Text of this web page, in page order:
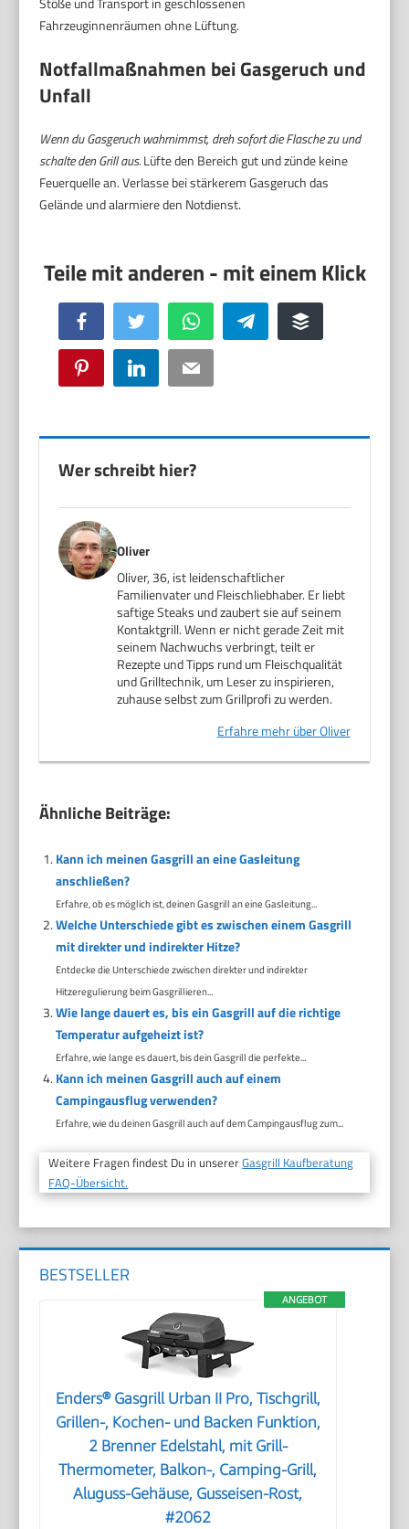
Fahrzeuginnenräumen ohne Lüftung.
Notfallmaßnahmen bei Gasgeruch und
Unfall
Wenn du Gasgeruch wahrnimmst, dreh sofort die Flasche zu und
schalte den Grill aus.Lüfte den Bereich gut und zünde keine
Feuerquelle an. Verlasse bei stärkerem Gasgeruch das
Gelände und alarmiere den Notdienst.
Facebook Twitter WhatsApp Telegram Buffer
Pinterest LinkedIn Email
Wer schreibt hier?
Oliver
Oliver, 36, ist leidenschaftlicher
Familienvater und Fleischliebhaber. Er liebt
saftige Steaks und zaubert sie auf seinem
Kontaktgrill. Wenn er nicht gerade Zeit mit
seinem Nachwuchs verbringt, teilt er
Rezepte und Tipps rund um Fleischqualität
und Grilltechnik, um Leser zu inspirieren,
zuhause selbst zum Grillprofi zu werden.
Erfahre mehr über Oliver
Ähnliche Beiträge:
Kann ich meinen Gasgrill an eine Gasleitung
anschließen?
Erfahre, ob es möglich ist, deinen Gasgrill an eine Gasleitung...
Welche Unterschiede gibt es zwischen einem Gasgrill
mit direkter und indirekter Hitze?
Entdecke die Unterschiede zwischen direkter und indirekter
Hitzeregulierung beim Gasgrillieren...
Wie lange dauert es, bis ein Gasgrill auf die richtige
Temperatur aufgeheizt ist?
Erfahre, wie lange es dauert, bis dein Gasgrill die perfekte...
Kann ich meinen Gasgrill auch auf einem
Campingausflug verwenden?
Erfahre, wie du deinen Gasgrill auch auf dem Campingausflug zum...
Weitere Fragen findest Du in unsererGasgrill Kaufberatung
FAQ-Übersicht.
BESTSELLER
ANGEBOT
Enders® Gasgrill Urban II Pro, Tischgrill,
Grillen-, Kochen- und Backen Funktion,
2 Brenner Edelstahl, mit Grill-
Thermometer, Balkon-, Camping-Grill,
Aluguss-Gehäuse, Gusseisen-Rost,
#2062